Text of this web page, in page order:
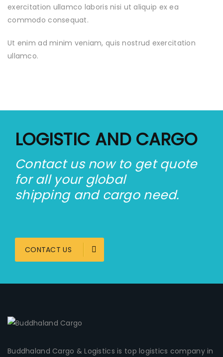
exercitation ullamco laboris nisi ut aliquip ex ea
commodo consequat.
Ut enim ad minim veniam, quis nostrud exercitation
ullamco.
LOGISTIC AND CARGO
Contact us now to get quote
for all your global
shipping and cargo need.
CONTACT US
Buddhaland Cargo & Logistics is top logistics company in